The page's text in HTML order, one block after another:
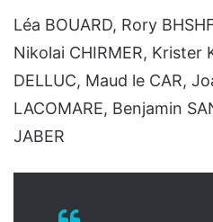
Léa BOUARD, Rory
Nikolai CHIRMER, Krister
DELLUC, Maud le CAR,
LACOMARE, Benjamin
JABER